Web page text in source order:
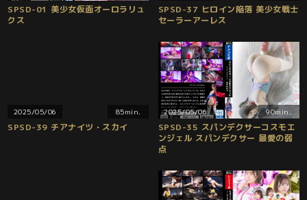
SPSD-01 美少女仮面オーロラリュ
クス
SPSD-37 ヒロイン陥落 美少女戦士
セーラーアーレス
2025/05/06 85min.
SPSD-39 チアナイツ・スカイ
2025/05/06 90min.
SPSD-35 スパンデクサーコスモエ
ンジェル スパンデクサー 最愛の弱
点